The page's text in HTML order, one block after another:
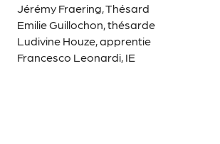
Jérémy Fraering, Thésard
Emilie Guillochon, thésarde
Ludivine Houze, apprentie
Francesco Leonardi, IE